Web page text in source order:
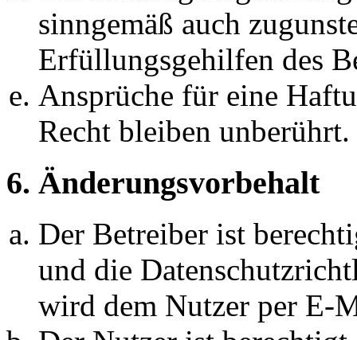
sinngemäß auch
Erfüllungsgehilfen des
Ansprüche für eine
Recht bleiben unberührt.
6. Änderungsvorbehalt
Der Betreiber ist
und die
wird dem Nutzer per E-